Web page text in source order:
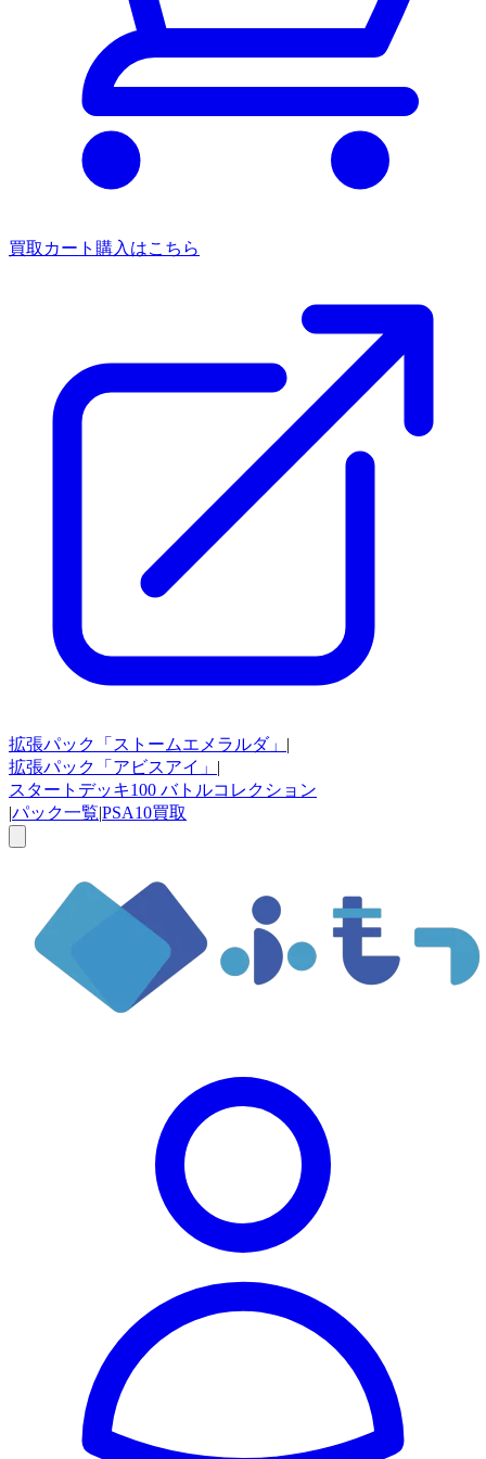
買取カート 購入はこちら
拡張パック 「ストームエメラルダ」 |
拡張パック
「アビスアイ」 |
スタートデッキ100 バトルコレクション
|パック一覧|PSA10買取